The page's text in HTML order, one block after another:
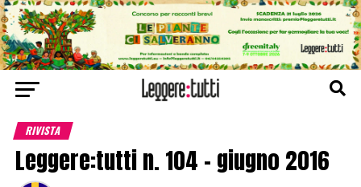
RIVISTA
Leggere:tutti n. 104 – giugno 2016